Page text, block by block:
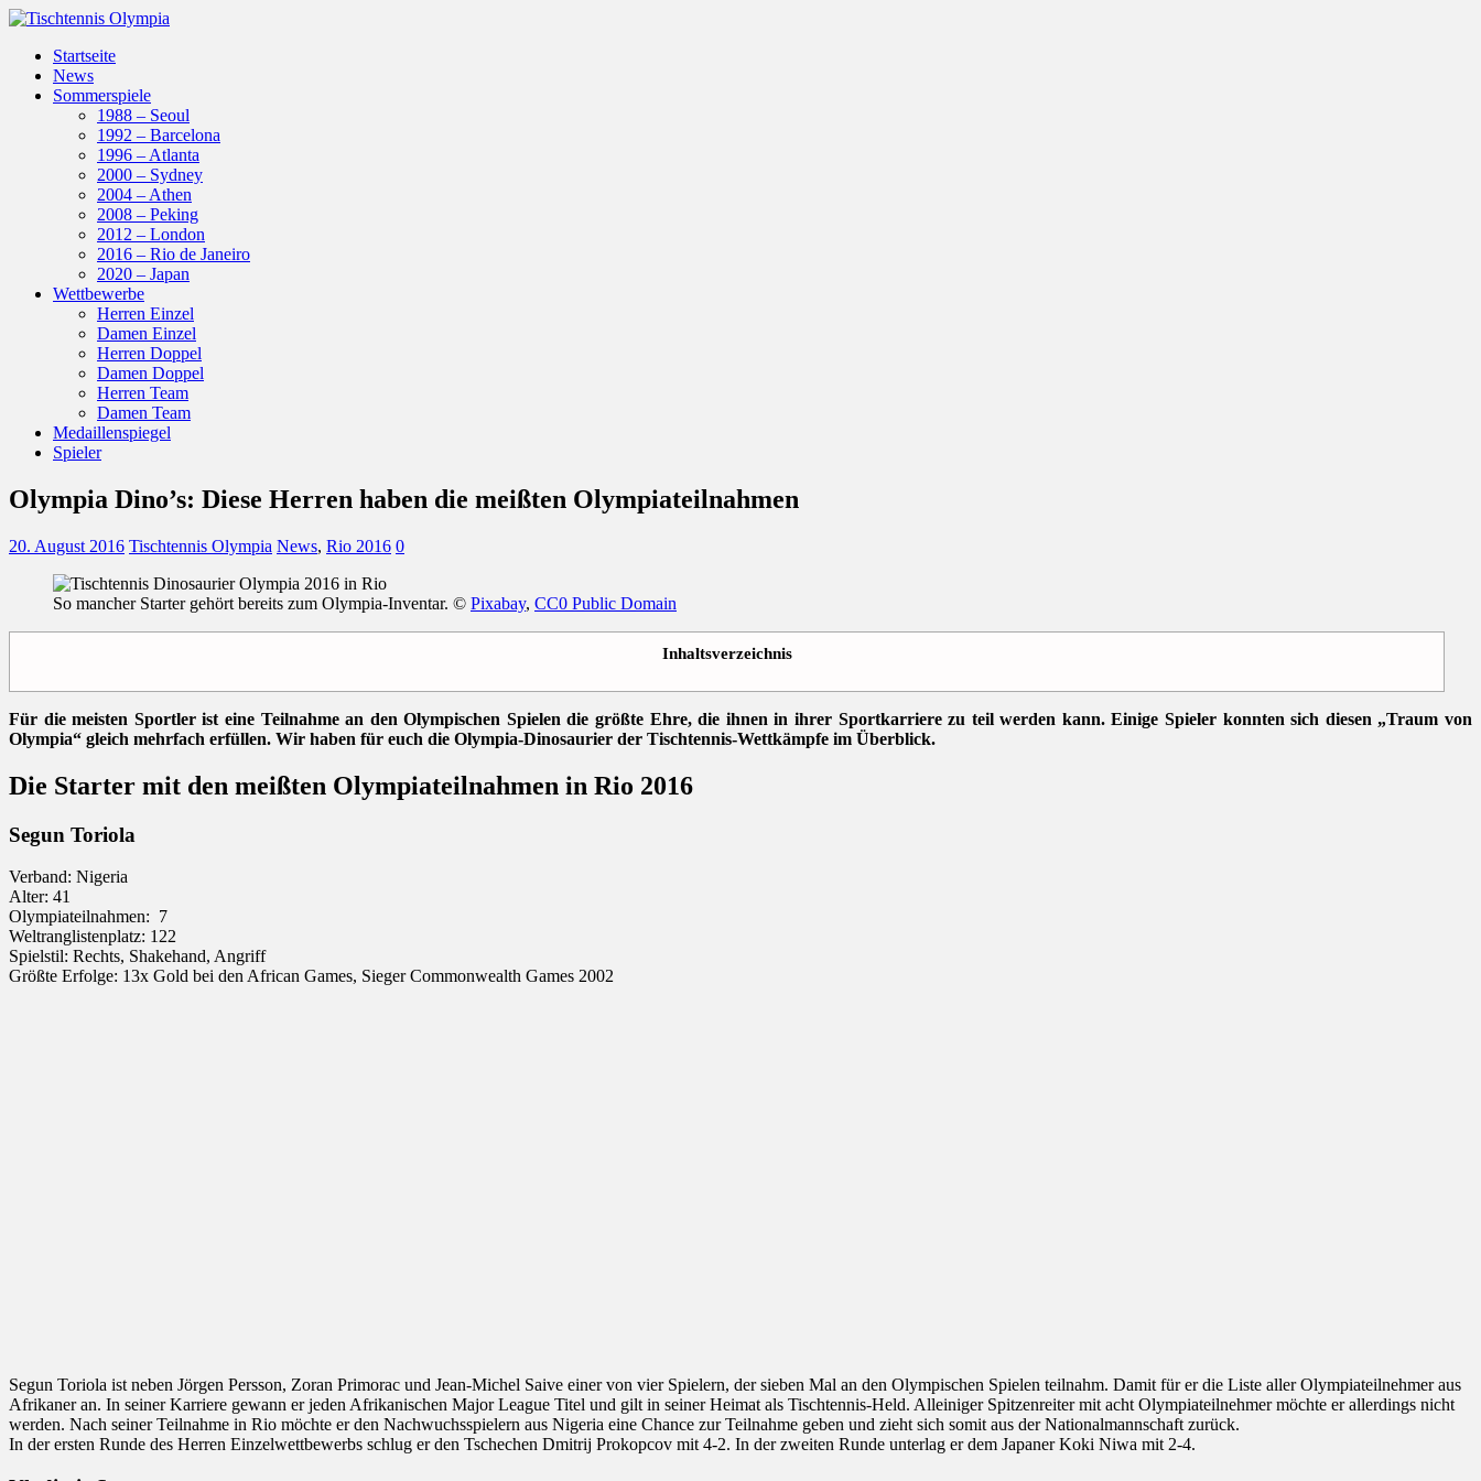
Startseite
News
Sommerspiele
1988 – Seoul
1992 – Barcelona
1996 – Atlanta
2000 – Sydney
2004 – Athen
2008 – Peking
2012 – London
2016 – Rio de Janeiro
2020 – Japan
Wettbewerbe
Herren Einzel
Damen Einzel
Herren Doppel
Damen Doppel
Herren Team
Damen Team
Medaillenspiegel
Spieler
Olympia Dino’s: Diese Herren haben die meißten Olympiateilnahmen
20. August 2016 Tischtennis Olympia News, Rio 2016 0
So mancher Starter gehört bereits zum Olympia-Inventar. © Pixabay, CC0 Public Domain
Inhaltsverzeichnis
Für die meisten Sportler ist eine Teilnahme an den Olympischen Spielen die größte Ehre, die ihnen in ihrer Sportkarriere zu teil werden kann. Einige Spieler konnten sich diesen „Traum von
Olympia“ gleich mehrfach erfüllen. Wir haben für euch die Olympia-Dinosaurier der Tischtennis-Wettkämpfe im Überblick.
Die Starter mit den meißten Olympiateilnahmen in Rio 2016
Segun Toriola
Verband: Nigeria
Alter: 41
Olympiateilnahmen: 7
Weltranglistenplatz: 122
Spielstil: Rechts, Shakehand, Angriff
Größte Erfolge: 13x Gold bei den African Games, Sieger Commonwealth Games 2002
Segun Toriola ist neben Jörgen Persson, Zoran Primorac und Jean-Michel Saive einer von vier Spielern, der sieben Mal an den Olympischen Spielen teilnahm. Damit für er die Liste aller Olympiateilnehmer aus
Afrikaner an. In seiner Karriere gewann er jeden Afrikanischen Major League Titel und gilt in seiner Heimat als Tischtennis-Held. Alleiniger Spitzenreiter mit acht Olympiateilnehmer möchte er allerdings nicht
werden. Nach seiner Teilnahme in Rio möchte er den Nachwuchsspielern aus Nigeria eine Chance zur Teilnahme geben und zieht sich somit aus der Nationalmannschaft zurück.
In der ersten Runde des Herren Einzelwettbewerbs schlug er den Tschechen Dmitrij Prokopcov mit 4-2. In der zweiten Runde unterlag er dem Japaner Koki Niwa mit 2-4.